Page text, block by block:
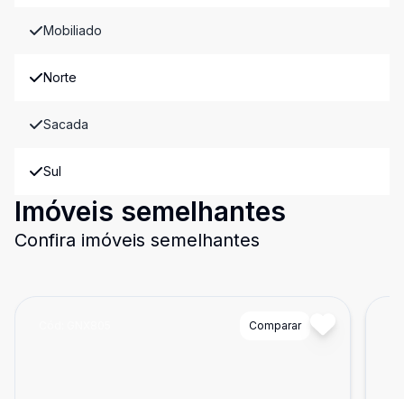
Mobiliado
Norte
Sacada
Sul
Imóveis semelhantes
Confira imóveis semelhantes
Comparar